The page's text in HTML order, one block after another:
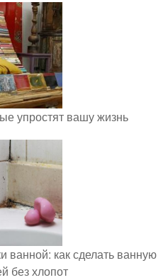
упростят вашу жизнь
как сделать ванную
без хлопот